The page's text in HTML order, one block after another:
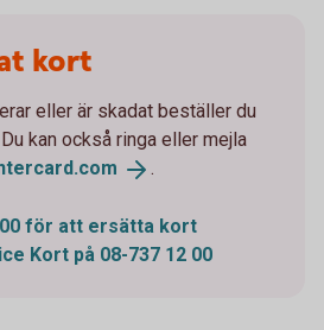
kort
eller är skadat beställer du
kan också ringa eller mejla
com .
för att ersätta kort
Kort på 08-737 12 00